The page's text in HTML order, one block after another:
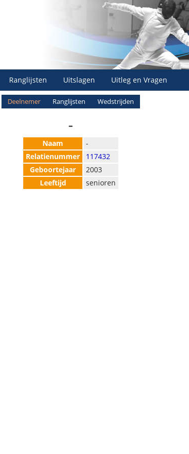
Ranglijsten Uitslagen Uitleg en Vragen
Deelnemer Ranglijsten Wedstrijden
-
Naam
-
Relatienummer
117432
Geboortejaar
2003
Leeftijd
senioren